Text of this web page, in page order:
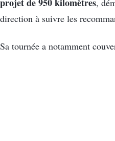
projet de 950 kilomètres,
direction à suivre les
Sa tournée a notamment